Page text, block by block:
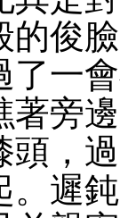
的俊
了一
著旁
頭，
。遲